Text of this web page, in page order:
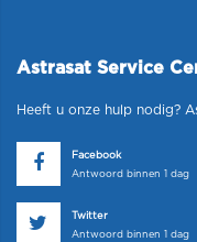
Astrasat Service
Heeft u onze hulp nodig?
Facebook
Antwoord binnen 1 dag
Twitter
Antwoord binnen 1 dag